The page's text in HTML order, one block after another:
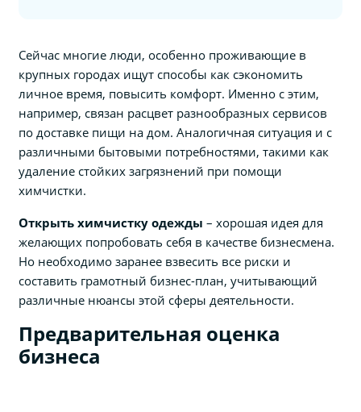
Сейчас многие люди, особенно проживающие в
крупных городах ищут способы как сэкономить
личное время, повысить комфорт. Именно с этим,
например, связан расцвет разнообразных сервисов
по доставке пищи на дом. Аналогичная ситуация и с
различными бытовыми потребностями, такими как
удаление стойких загрязнений при помощи
химчистки.
Открыть химчистку одежды – хорошая идея для
желающих попробовать себя в качестве бизнесмена.
Но необходимо заранее взвесить все риски и
составить грамотный бизнес-план, учитывающий
различные нюансы этой сферы деятельности.
Предварительная оценка
бизнеса